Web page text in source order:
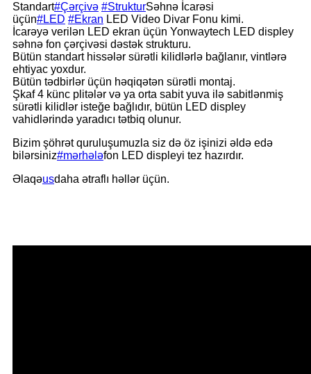
Standart#Çərçivə #StrukturSəhnə İcarəsi
üçün#LED #Ekran LED Video Divar Fonu kimi.
İcarəyə verilən LED ekran üçün Yonwaytech LED displey
səhnə fon çərçivəsi dəstək strukturu.
Bütün standart hissələr sürətli kilidlərlə bağlanır, vintlərə
ehtiyac yoxdur.
Bütün tədbirlər üçün həqiqətən sürətli montaj.
Şkaf 4 künc plitələr və ya orta sabit yuva ilə sabitlənmiş
sürətli kilidlər isteğe bağlıdır, bütün LED displey
vahidlərində yaradıcı tətbiq olunur.
Bizim şöhrət quruluşumuzla siz də öz işinizi əldə edə
bilərsiniz#mərhələfon LED displeyi tez hazırdır.
Əlaqəusdaha ətraflı həllər üçün.